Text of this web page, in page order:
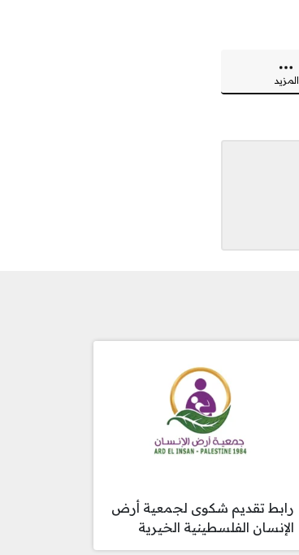
المزيد
رابط تقديم شكوى لجمعية أرض
الإنسان الفلسطينية الخيرية